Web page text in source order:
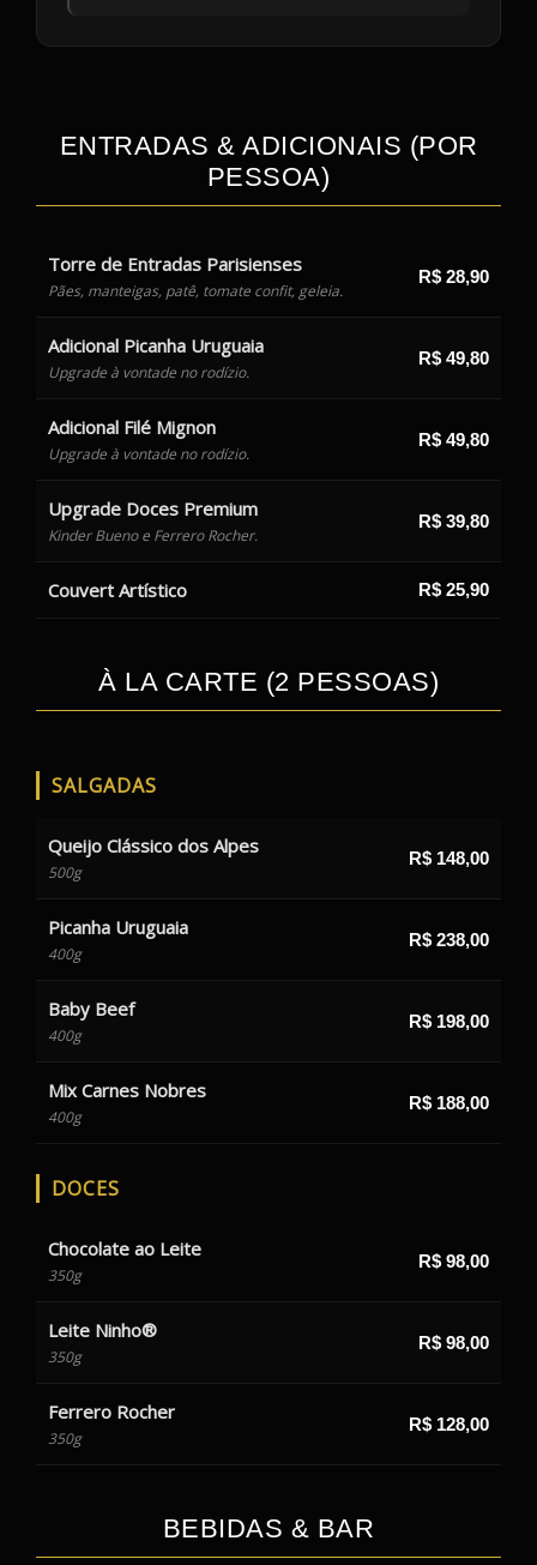
ENTRADAS & ADICIONAIS (POR
PESSOA)
Torre de Entradas Parisienses
Pães, manteigas, patê, tomate confit, geleia.
R$ 28,90
Adicional Picanha Uruguaia
Upgrade à vontade no rodízio.
R$ 49,80
Adicional Filé Mignon
Upgrade à vontade no rodízio.
R$ 49,80
Upgrade Doces Premium
Kinder Bueno e Ferrero Rocher.
R$ 39,80
Couvert Artístico R$ 25,90
À LA CARTE (2 PESSOAS)
SALGADAS
Queijo Clássico dos Alpes
500g
R$ 148,00
Picanha Uruguaia
400g
R$ 238,00
Baby Beef
400g
R$ 198,00
Mix Carnes Nobres
400g
R$ 188,00
DOCES
Chocolate ao Leite
350g
R$ 98,00
Leite Ninho®
350g
R$ 98,00
Ferrero Rocher
350g
R$ 128,00
BEBIDAS & BAR